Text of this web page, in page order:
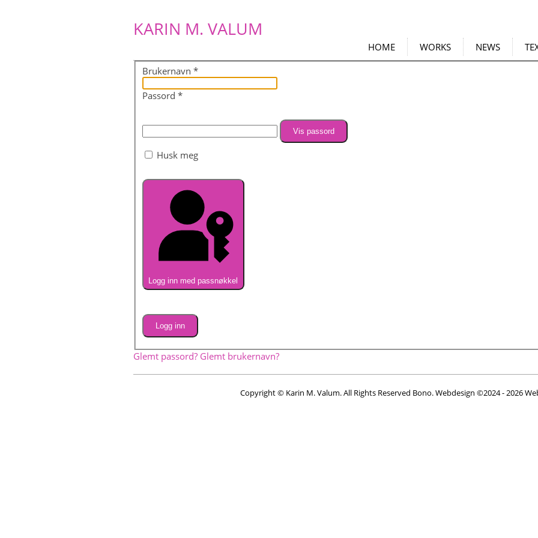
KARIN M. VALUM
HOME WORKS NEWS
Brukernavn *
Passord *
Vis passord
Husk meg
Logg inn med passnøkkel
Logg inn
Glemt passord? Glemt brukernavn?
Copyright © Karin M. Valum. All Rights Reserved Bono. Webdesign ©2024 - 2026